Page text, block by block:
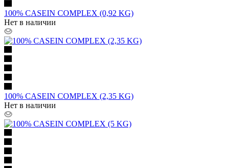
100% CASEIN COMPLEX (0,92 KG)
Нет в наличии
100% CASEIN COMPLEX (2,35 KG)
Нет в наличии